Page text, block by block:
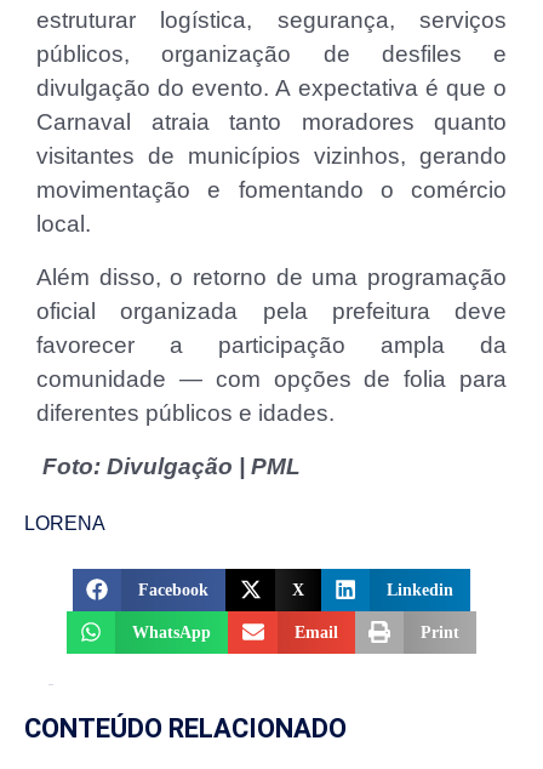
estruturar logística, segurança, serviços
públicos, organização de desfiles e
divulgação do evento. A expectativa é que o
Carnaval atraia tanto moradores quanto
visitantes de municípios vizinhos, gerando
movimentação e fomentando o comércio
local.
Além disso, o retorno de uma programação
oficial organizada pela prefeitura deve
favorecer a participação ampla da
comunidade — com opções de folia para
diferentes públicos e idades.
Foto: Divulgação | PML
LORENA
Facebook X Linkedin
WhatsApp Email Print
CONTEÚDO RELACIONADO